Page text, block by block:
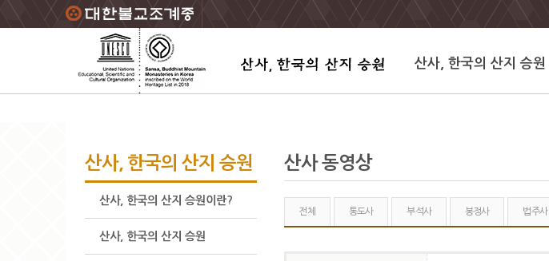
주요메뉴 바로가기
본문 바로가기
하단메뉴 바로가기
산사, 한국의 산지 승원
산사, 한국의 산지 승원
산사, 한국의 산지 승원이란?
산사, 한국의 산지 승원
산사 동영상
전체 통도사 부석사 봉정사 법주사